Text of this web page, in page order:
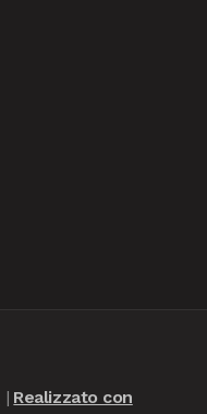
Realizzato con